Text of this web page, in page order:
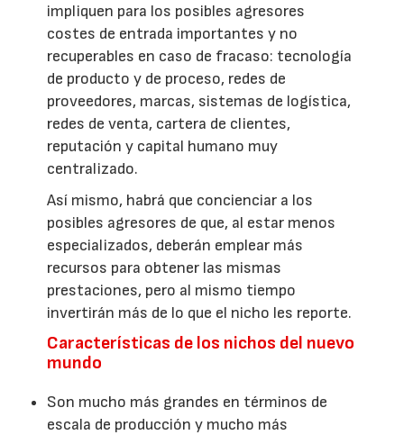
impliquen para los posibles agresores
costes de entrada importantes y no
recuperables en caso de fracaso: tecnología
de producto y de proceso, redes de
proveedores, marcas, sistemas de logística,
redes de venta, cartera de clientes,
reputación y capital humano muy
centralizado.
Así mismo, habrá que concienciar a los
posibles agresores de que, al estar menos
especializados, deberán emplear más
recursos para obtener las mismas
prestaciones, pero al mismo tiempo
invertirán más de lo que el nicho les reporte.
Características de los nichos del nuevo
mundo
Son mucho más grandes en términos de
escala de producción y mucho más